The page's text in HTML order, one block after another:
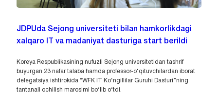
JDPUda Sejong universiteti bilan hamkorlikdagi
xalqaro IT va madaniyat dasturiga start berildi
Koreya Respublikasining nufuzli Sejong universitetidan tashrif
buyurgan 23 nafar talaba hamda professor-o‘qituvchilardan iborat
delegatsiya ishtirokida “WFK IT Ko‘ngillilar Guruhi Dasturi”ning
tantanali ochilish marosimi bo‘lib o‘tdi.